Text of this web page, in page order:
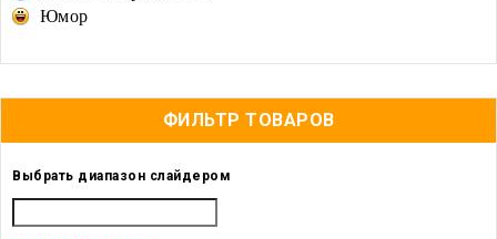
Юмор
ФИЛЬТР ТОВАРОВ
Выбрать диапазон слайдером